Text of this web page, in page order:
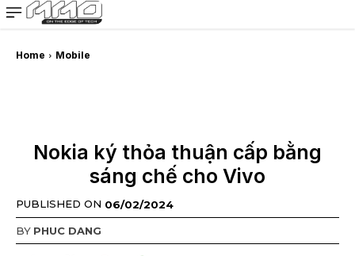
MMOSITE - Thông tin công nghệ
Bài viết nổi bật
Home Mobile
Nokia ký thỏa thuận cấp bằng
sáng chế cho Vivo
PUBLISHED ON 06/02/2024
BY PHUC DANG